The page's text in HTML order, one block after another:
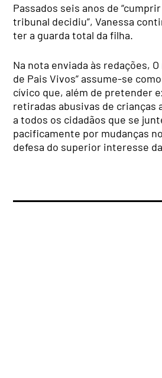
Passados seis anos de
tribunal decidiu”, Vanessa
ter a guarda total da filha.
Na nota enviada às redações,
de Pais Vivos” assume-se
cívico que, além de pretender
retiradas abusivas de crianças
a todos os cidadãos que se
pacificamente por mudanças
defesa do superior interesse